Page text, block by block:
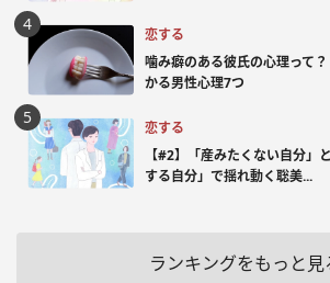
恋する
噛み癖のある彼氏の心理って
かる男性心理7つ
恋する
【#2】「産みたくない自分」
する自分」で揺れ動く聡美...
ランキングをもっと見